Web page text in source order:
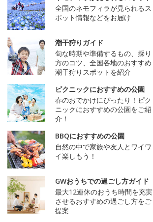
全国のネモフィラが見られるス
ポット情報などをお届け
潮干狩りガイド
旬な時期や準備するもの、採り
方のコツ、全国各地のおすすめ
潮干狩りスポットを紹介
ピクニックにおすすめの公園
春のおでかけにぴったり！ピク
ニックにおすすめの公園をご紹
介！
BBQにおすすめの公園
自然の中で家族や友人とワイワ
イ楽しもう！
GWおうちでの過ごし方ガイド
最大12連休のおうち時間を充実
させるおすすめの過ごし方をご
提案